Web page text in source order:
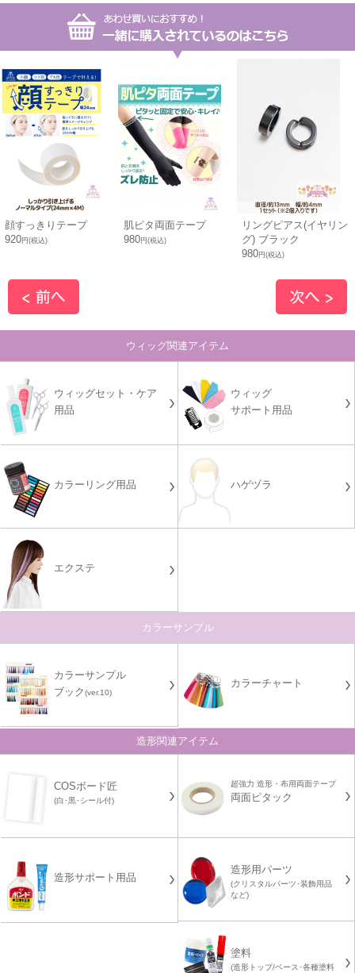
顔すっきりテープ
920円(税込)
肌ピタ両面テープ
980円(税込)
リングピアス(イヤリン
グ) ブラック
980円(税込)
ウィッグ関連アイテム
ウィッグセット・ケア
用品
ウィッグ
サポート用品
カラーリング用品 ハゲヅラ
エクステ
カラーサンプル
カラーサンプル
ブック(ver.10)
カラーチャート
造形関連アイテム
COSボード匠
(白･黒･シール付)
超強力 造形・布用両面テープ
両面ピタック
造形サポート用品
造形用パーツ
(クリスタルパーツ･装飾用品
など)
塗料
(造形トップ/ベース･各種塗料